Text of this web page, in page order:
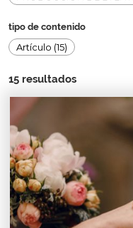
tipo de contenido
Artículo (15)
15 resultados